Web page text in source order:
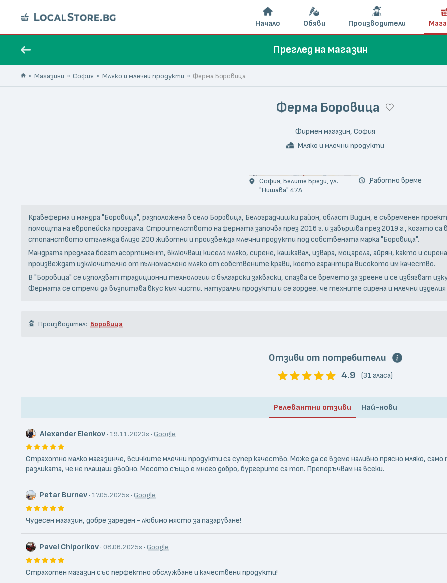
Преглед на магазин
Магазини София Мляко и млечни продукти Ферма Боровица
Ферма Боровица
Фирмен магазин, София
Мляко и млечни продукти
София, Белите Брези, ул.
"Нишава" 47А
Работно време
Кравеферма и мандра "Боровица", разположена в село Боровица, Белоградчишки район, област Видин, е съвременен
помощта на европейска програма. Строителството на фермата започва през 2016 г. и завършва през 2019 г., когато
стопанството отглежда близо 200 животни и произвежда млечни продукти под собствената марка "Боровица".
Мандрата предлага богат асортимент, включващ кисело мляко, сирене, кашкавал, извара, моцарела, айрян, както и
произвеждат изключително от пълномаслено мляко от собствените крави, което гарантира високото им качество.
В "Боровица" се използват традиционни технологии с български закваски, спазва се времето за зреене и се избягват
Фермата се стреми да възпитава вкус към чисти, натурални продукти и се гордее, че техните сирена и млечни
Производител: Боровица
Отзиви от потребители
4.9
(31 гласа)
Релевантни отзиви Най-нови
Alexander Elenkov· 19.11.2023г · Google
Страхотно малко магазинче, всичките млечни продукти са супер качество. Може да се вземе наливно прясно мляко,
разликата, че не плащаш двойно. Месото също е много добро, бургерите са топ. Препоръчвам на всеки.
Petаr Burnev· 17.05.2025г · Google
Чудесен магазин, добре зареден - любимо място за пазаруване!
Pavel Chiporikov· 08.06.2025г · Google
Страхотен магазин със перфектно обслужване и качествени продукти!
Начало Обяви Производители